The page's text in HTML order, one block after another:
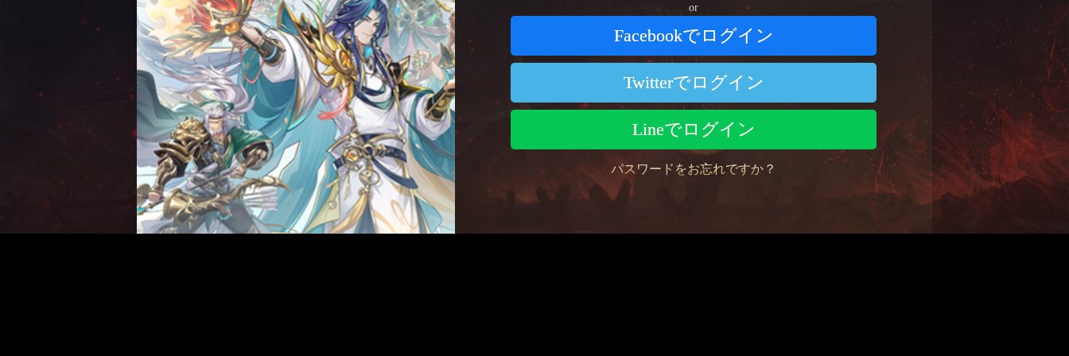
or
Facebookでログイン
Twitterでログイン
Lineでログイン
パスワードをお忘れですか？